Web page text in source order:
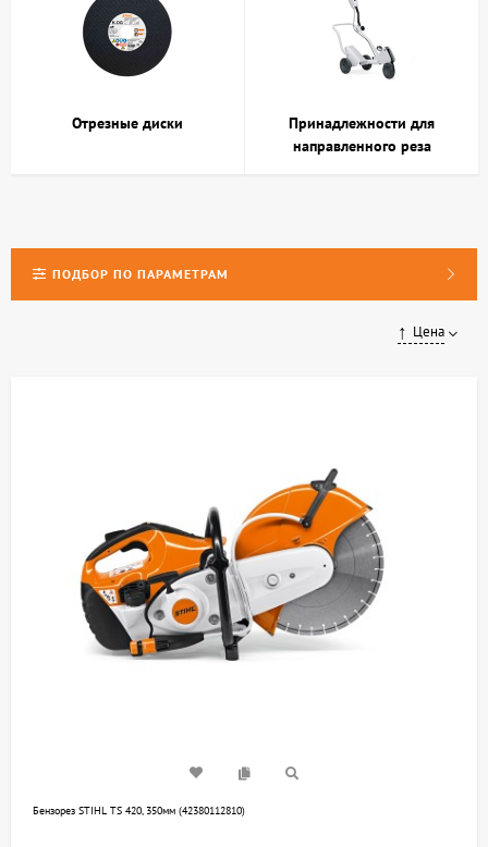
Отрезные диски
Принадлежности для
направленного реза
ПОДБОР ПО ПАРАМЕТРАМ
Цена
Бензорез STIHL TS 420, 350мм (42380112810)